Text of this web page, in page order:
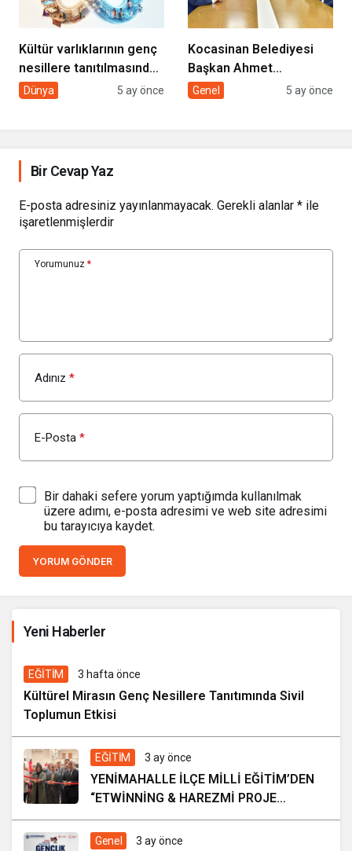
Kültür varlıklarının genç
nesillere tanıtılmasında
sivil toplumun rolü
Dünya 5 ay önce
Kocasinan Belediyesi
Başkan Ahmet
Çolakbayrakdar ile
Genel 5 ay önce
Bir Cevap Yaz
E-posta adresiniz yayınlanmayacak. Gerekli alanlar * ile
işaretlenmişlerdir
Yorumunuz *
Adınız *
E-Posta *
Bir dahaki sefere yorum yaptığımda kullanılmak
üzere adımı, e-posta adresimi ve web site adresimi
bu tarayıcıya kaydet.
YORUM GÖNDER
Yeni Haberler
7 gün önce
EĞİTİM 3 hafta önce
Kültürel Mirasın Genç Nesillere Tanıtımında Sivil
Toplumun Etkisi
EĞİTİM 3 ay önce
YENİMAHALLE İLÇE MİLLİ EĞİTİM’DEN
“ETWİNNİNG & HAREZMİ PROJE
ŞENLİĞİ”
Genel 3 ay önce